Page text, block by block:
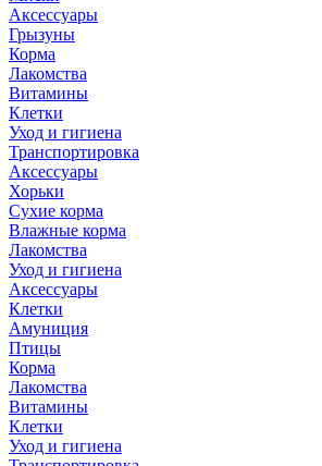
Аксессуары
Грызуны
Корма
Лакомства
Витамины
Клетки
Уход и гигиена
Транспортировка
Аксессуары
Хорьки
Сухие корма
Влажные корма
Лакомства
Уход и гигиена
Аксессуары
Клетки
Амуниция
Птицы
Корма
Лакомства
Витамины
Клетки
Уход и гигиена